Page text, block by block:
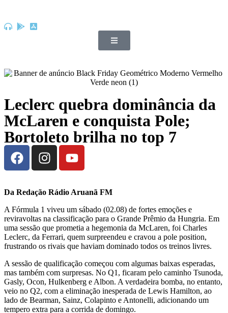
Leclerc quebra dominância da
McLaren e conquista Pole;
Bortoleto brilha no top 7
Da Redação Rádio Aruanã FM
A Fórmula 1 viveu um sábado (02.08) de fortes emoções e
reviravoltas na classificação para o Grande Prêmio da Hungria. Em
uma sessão que prometia a hegemonia da McLaren, foi Charles
Leclerc, da Ferrari, quem surpreendeu e cravou a pole position,
frustrando os rivais que haviam dominado todos os treinos livres.
A sessão de qualificação começou com algumas baixas esperadas,
mas também com surpresas. No Q1, ficaram pelo caminho Tsunoda,
Gasly, Ocon, Hulkenberg e Albon. A verdadeira bomba, no entanto,
veio no Q2, com a eliminação inesperada de Lewis Hamilton, ao
lado de Bearman, Sainz, Colapinto e Antonelli, adicionando um
tempero extra para a corrida de domingo.